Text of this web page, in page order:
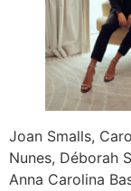
Joan Smalls,
Nunes, Déborah
Anna Carolina